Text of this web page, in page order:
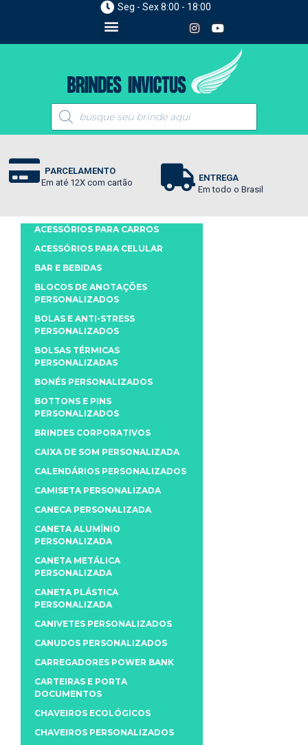
Seg - Sex 8:00 - 18:00
PARCELAMENTO
Em até 12X com cartão
ENTREGA
Em todo o Brasil
ACESSÓRIOS PARA CARROS
ACESSÓRIOS PARA CELULAR
BAR E BEBIDAS
BLOCOS DE ANOTAÇÕES
PERSONALIZADOS
BOLAS E ANTI-STRESS
PERSONALIZADOS
BOLSAS TÉRMICAS
PERSONALIZADAS
BONÉS PERSONALIZADOS
BOTTONS E PINS
PERSONALIZADOS
BRINDES CORPORATIVOS
CAIXA DE SOM PERSONALIZADA
CALENDÁRIOS PERSONALIZADOS
CAMISETA PERSONALIZADA
CANECA PERSONALIZADA
CANETA ALUMÍNIO
PERSONALIZADA
CANETA METÁLICA
PERSONALIZADA
CANETA PLÁSTICA
PERSONALIZADA
CANIVETES PERSONALIZADOS
CANUDOS PERSONALIZADOS
CARREGADORES POWER BANK
CARTEIRAS E PORTA
DOCUMENTOS
CHAVEIROS ECOLÓGICOS
CHAVEIROS PERSONALIZADOS